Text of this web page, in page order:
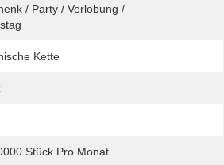
/ Party / Verlobung /
Kette
Stück Pro Monat